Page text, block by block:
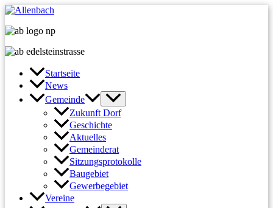
Zum
springen
Startseite
News
Gemeinde
Zukunft Dorf
Geschichte
Aktuelles
Gemeinderat
Sitzungsprotokolle
Baugebiet
Gewerbegebiet
Vereine